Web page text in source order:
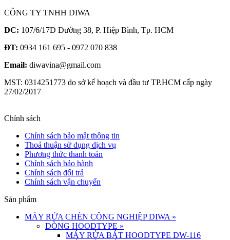
CÔNG TY TNHH DIWA
ĐC: 107/6/17D Đường 38, P. Hiệp Bình, Tp. HCM
ĐT: 0934 161 695 - 0972 070 838
Email: diwavina@gmail.com
MST: 0314251773 do sở kế hoạch và đầu tư TP.HCM cấp ngày
27/02/2017
Chính sách
Chính sách bảo mật thông tin
Thoả thuận sử dụng dịch vụ
Phương thức thanh toán
Chính sách bảo hành
Chính sách đổi trả
Chính sách vận chuyển
Sản phẩm
MÁY RỬA CHÉN CÔNG NGHIỆP DIWA »
DÒNG HOODTYPE »
MÁY RỬA BÁT HOODTYPE DW-116